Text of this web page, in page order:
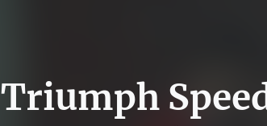
Triumph